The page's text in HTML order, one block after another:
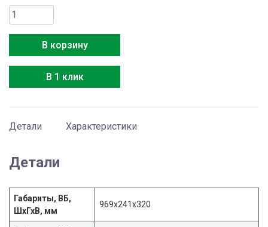
Количество
товара
MSAG2-
18N8D0-
I/MSAG2-
В корзину
В 1 клик
Детали Характеристики
Детали
Габариты, ВБ,
ШхГхВ, мм
969x241x320